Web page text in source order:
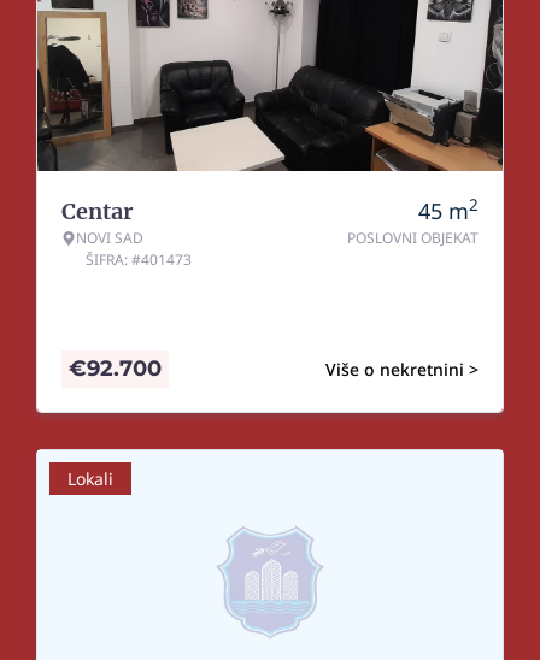
Centar
NOVI SAD
ŠIFRA: #401473
45 m2
POSLOVNI OBJEKAT
Više o nekretnini >
€92.700
Lokali